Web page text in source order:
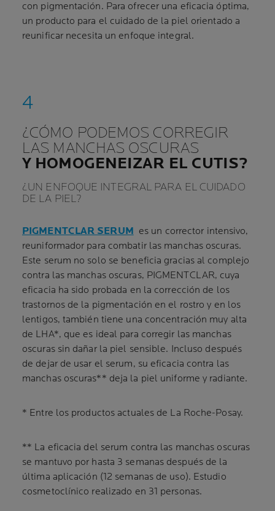
con pigmentación. Para ofrecer una eficacia óptima,
un producto para el cuidado de la piel orientado a
reunificar necesita un enfoque integral.
¿CÓMO PODEMOS CORREGIR
LAS MANCHAS OSCURAS
Y HOMOGENEIZAR EL CUTIS?
¿UN ENFOQUE INTEGRAL PARA EL CUIDADO
DE LA PIEL?
PIGMENTCLAR SERUM es un corrector intensivo,
reuniformador para combatir las manchas oscuras.
Este serum no solo se beneficia gracias al complejo
contra las manchas oscuras, PIGMENTCLAR, cuya
eficacia ha sido probada en la corrección de los
trastornos de la pigmentación en el rostro y en los
lentigos, también tiene una concentración muy alta
de LHA*, que es ideal para corregir las manchas
oscuras sin dañar la piel sensible. Incluso después
de dejar de usar el serum, su eficacia contra las
manchas oscuras** deja la piel uniforme y radiante.
* Entre los productos actuales de La Roche-Posay.
** La eficacia del serum contra las manchas oscuras
se mantuvo por hasta 3 semanas después de la
última aplicación (12 semanas de uso). Estudio
cosmetoclínico realizado en 31 personas.